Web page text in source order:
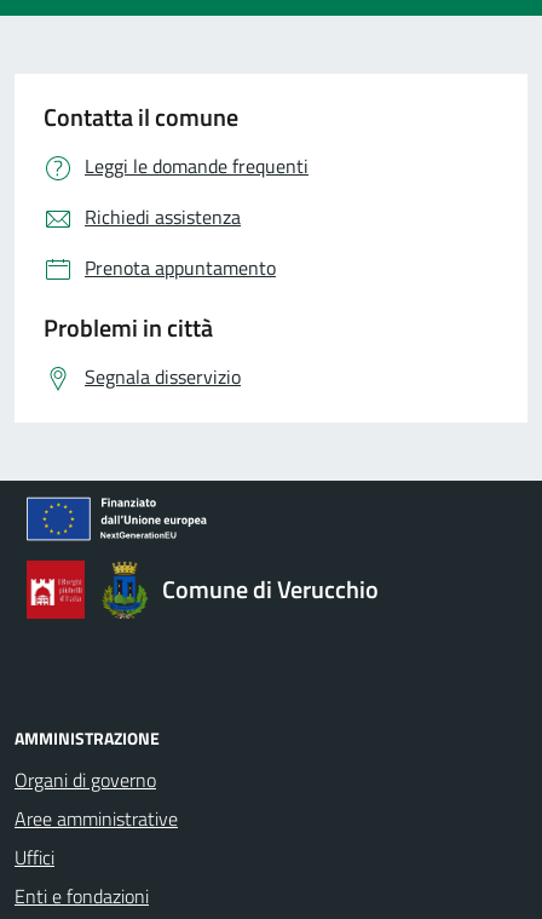
Contatta il comune
Leggi le domande frequenti
Richiedi assistenza
Prenota appuntamento
Problemi in città
Segnala disservizio
Comune di Verucchio
AMMINISTRAZIONE
Organi di governo
Aree amministrative
Uffici
Enti e fondazioni